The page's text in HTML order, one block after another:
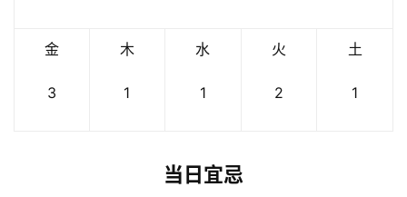
金
3
木
1
水
1
火
2
土
1
当日宜忌